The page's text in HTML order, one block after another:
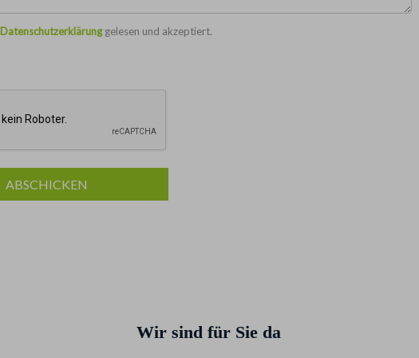
Datenschutzerklärunggelesen und akzeptiert.
ABSCHICKEN
Wir sind für Sie da